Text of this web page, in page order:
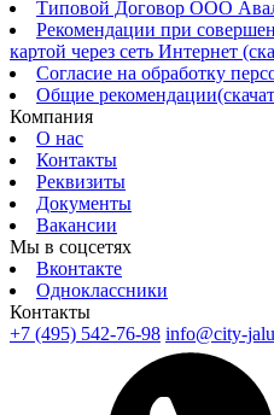
Типовой Договор ООО
Рекомендации при
картой через сеть Интернет
Согласие на обработку
Общие
Компания
О нас
Контакты
Реквизиты
Документы
Вакансии
Мы в соцсетях
Вконтакте
Одноклассники
Контакты
+7 (495) 542-76-98 info@city-